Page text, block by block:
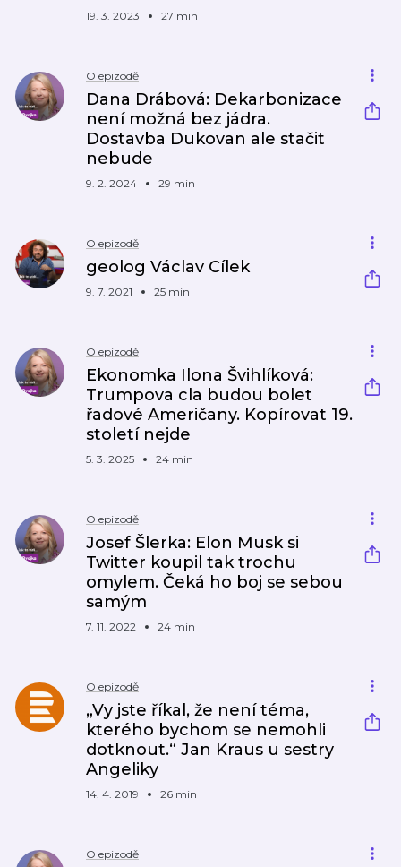
19. 3. 2023 27 min
O epizodě
Dana Drábová: Dekarbonizace
není možná bez jádra.
Dostavba Dukovan ale stačit
nebude
9. 2. 2024 29 min
O epizodě
geolog Václav Cílek
9. 7. 2021 25 min
O epizodě
Ekonomka Ilona Švihlíková:
Trumpova cla budou bolet
řadové Američany. Kopírovat 19.
století nejde
5. 3. 2025 24 min
O epizodě
Josef Šlerka: Elon Musk si
Twitter koupil tak trochu
omylem. Čeká ho boj se sebou
samým
7. 11. 2022 24 min
O epizodě
„Vy jste říkal, že není téma,
kterého bychom se nemohli
dotknout.“ Jan Kraus u sestry
Angeliky
14. 4. 2019 26 min
O epizodě